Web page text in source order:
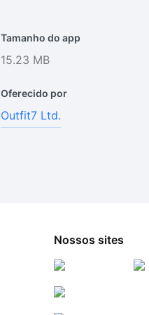
Tamanho do app
15.23 MB
Oferecido por
Outfit7 Ltd.
Nossos sites